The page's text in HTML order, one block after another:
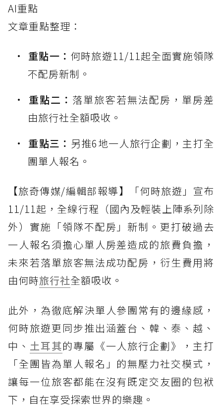
AI重點
文章重點整理：
重點一： 何時旅遊11/11起全面實施領隊
不配房新制。
重點二： 落單旅客若無法配房，單房差
由旅行社全額吸收。
重點三： 另推6地一人旅行企劃，主打全
團單人報名。
【旅奇傳媒/編輯部報導】「何時旅遊」宣布
11/11起，全線行程（國內及輕裝上陣系列除
外）實施「領隊不配房」新制。更打破過去
一人報名須擔心單人房差造成的旅費負擔，
未來若落單旅客無法成功配房，衍生費用將
由何時旅行社全額吸收。
此外，為徹底解決單人參團常有的邊緣感，
何時旅遊更同步推出涵蓋台、韓、泰、越、
中、 土耳其的專屬《一人旅行企劃》，主打
「全團皆為單人報名」的無壓力社交模式，
讓每一位旅客都能在沒有既定交友圈的包袱
下，自在享受探索世界的樂趣。